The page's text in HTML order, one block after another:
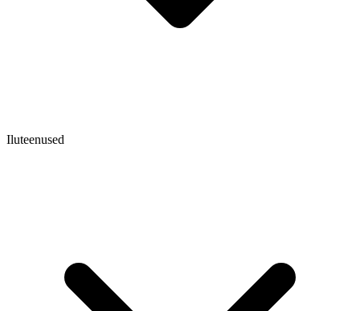
Iluteenused